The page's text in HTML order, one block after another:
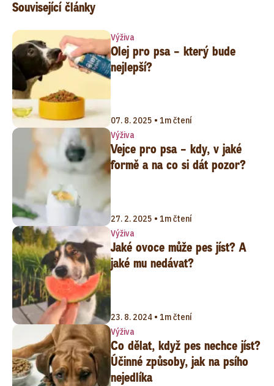
Související články
Výživa
Olej pro psa – který bude
nejlepší?
07. 8. 2025 • 1m čtení
Výživa
Vejce pro psa – kdy, v jaké
formě a na co si dát pozor?
27. 2. 2025 • 1m čtení
Výživa
Jaké ovoce může pes jíst? A
jaké mu nedávat?
23. 8. 2024 • 1m čtení
Výživa
Co dělat, když pes nechce jíst?
Účinné způsoby, jak na psího
nejedlíka